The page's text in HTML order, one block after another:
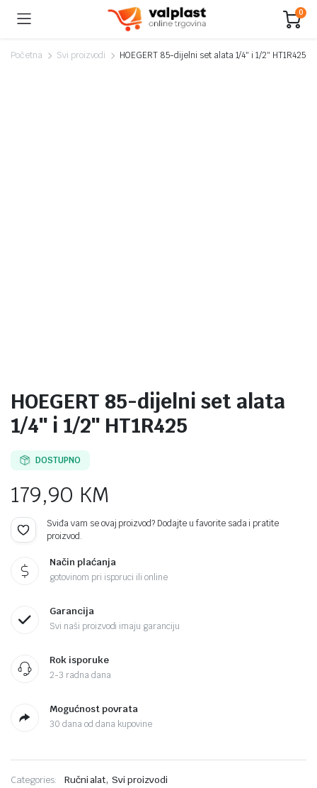
0
Početna Svi proizvodi HOEGERT 85-dijelni set alata 1/4″ i 1/2″ HT1R425
HOEGERT 85-dijelni set alata
1/4″ i 1/2″ HT1R425
DOSTUPNO
179,90 KM
Sviđa vam se ovaj proizvod? Dodajte u favorite sada i pratite
proizvod.
Način plaćanja
gotovinom pri isporuci ili online
Garancija
Svi naši proizvodi imaju garanciju
Rok isporuke
2-3 radna dana
Mogućnost povrata
30 dana od dana kupovine
Categories: Ručni alat,Svi proizvodi